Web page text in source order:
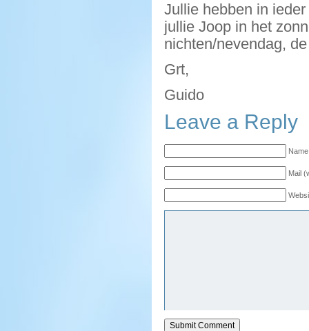
Jullie hebben in
jullie Joop in het
nichten/nevendag,
Grt,
Guido
Leave a Reply
Mail